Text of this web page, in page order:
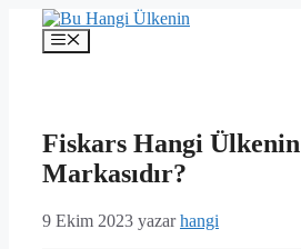
İçeriğe
Menü
Fiskars Hangi Ülkenin
Markasıdır?
9 Ekim 2023 yazarhangi